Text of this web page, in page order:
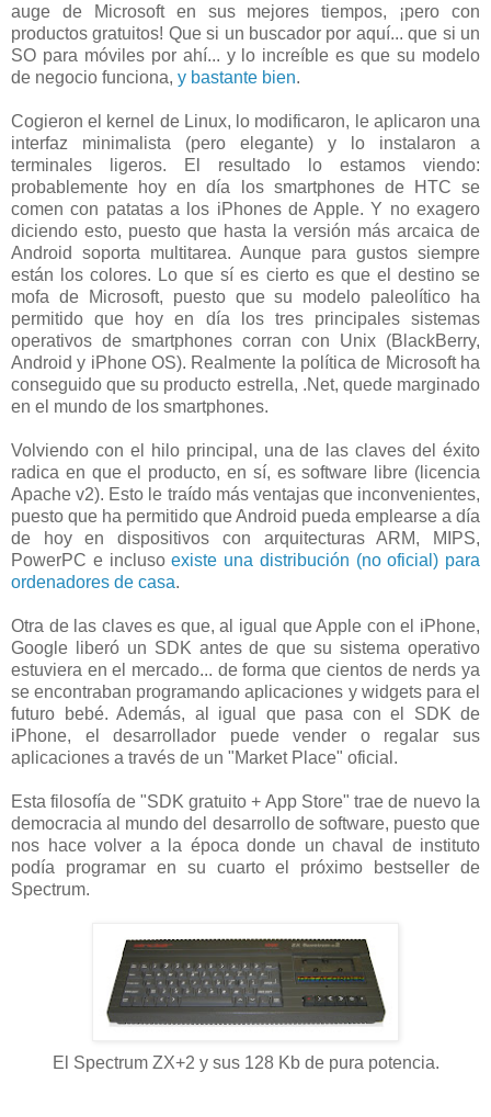
auge de Microsoft en sus mejores tiempos, ¡pero con
productos gratuitos! Que si un buscador por aquí... que si un
SO para móviles por ahí... y lo increíble es que su modelo
de negocio funciona, y bastante bien.
Cogieron el kernel de Linux, lo modificaron, le aplicaron una
interfaz minimalista (pero elegante) y lo instalaron a
terminales ligeros. El resultado lo estamos viendo:
probablemente hoy en día los smartphones de HTC se
comen con patatas a los iPhones de Apple. Y no exagero
diciendo esto, puesto que hasta la versión más arcaica de
Android soporta multitarea. Aunque para gustos siempre
están los colores. Lo que sí es cierto es que el destino se
mofa de Microsoft, puesto que su modelo paleolítico ha
permitido que hoy en día los tres principales sistemas
operativos de smartphones corran con Unix (BlackBerry,
Android y iPhone OS). Realmente la política de Microsoft ha
conseguido que su producto estrella, .Net, quede marginado
en el mundo de los smartphones.
Volviendo con el hilo principal, una de las claves del éxito
radica en que el producto, en sí, es software libre (licencia
Apache v2). Esto le traído más ventajas que inconvenientes,
puesto que ha permitido que Android pueda emplearse a día
de hoy en dispositivos con arquitecturas ARM, MIPS,
PowerPC e inclusoexiste una distribución (no oficial) para
ordenadores de casa.
Otra de las claves es que, al igual que Apple con el iPhone,
Google liberó un SDK antes de que su sistema operativo
estuviera en el mercado... de forma que cientos de nerds ya
se encontraban programando aplicaciones y widgets para el
futuro bebé. Además, al igual que pasa con el SDK de
iPhone, el desarrollador puede vender o regalar sus
aplicaciones a través de un "Market Place" oficial.
Esta filosofía de "SDK gratuito + App Store" trae de nuevo la
democracia al mundo del desarrollo de software, puesto que
nos hace volver a la época donde un chaval de instituto
podía programar en su cuarto el próximo bestseller de
Spectrum.
El Spectrum ZX+2 y sus 128 Kb de pura potencia.